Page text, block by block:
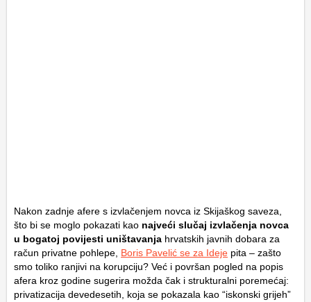
Nakon zadnje afere s izvlačenjem novca iz Skijaškog saveza,
što bi se moglo pokazati kao najveći slučaj izvlačenja novca
u bogatoj povijesti uništavanja hrvatskih javnih dobara za
račun privatne pohlepe, Boris Pavelić se za Ideje pita – zašto
smo toliko ranjivi na korupciju? Već i površan pogled na popis
afera kroz godine sugerira možda čak i strukturalni poremećaj:
privatizacija devedesetih, koja se pokazala kao “iskonski grijeh”